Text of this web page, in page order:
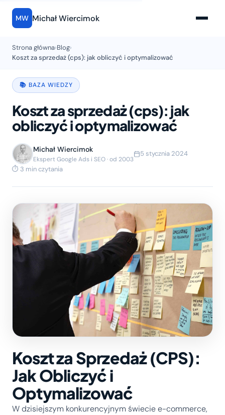
MW Michał Wiercimok
Strona główna›Blog›
Koszt za sprzedaż (cps): jak obliczyć i optymalizować
📚 BAZA WIEDZY
Koszt za sprzedaż (cps): jak
obliczyć i optymalizować
Michał Wiercimok
Ekspert Google Ads i SEO · od 2003
5 stycznia 2024
⏱ 3 min czytania
Koszt za Sprzedaż (CPS):
Jak Obliczyć i
Optymalizować
W dzisiejszym konkurencyjnym świecie e-commerce,